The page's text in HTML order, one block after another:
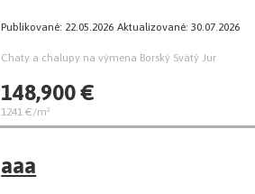
Publikované: 22.05.2026 Aktualizované: 30.07.2026
Chaty a chalupy na výmena Borský Svätý Jur
148,900 €
1241 €/m²
aaa